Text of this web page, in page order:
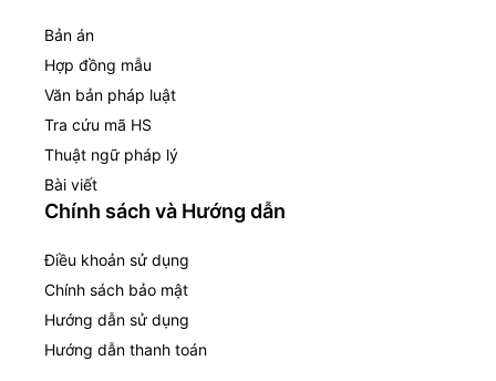
Bản án
Hợp đồng mẫu
Văn bản pháp luật
Tra cứu mã HS
Thuật ngữ pháp lý
Bài viết
Chính sách và Hướng dẫn
Điều khoản sử dụng
Chính sách bảo mật
Hướng dẫn sử dụng
Hướng dẫn thanh toán